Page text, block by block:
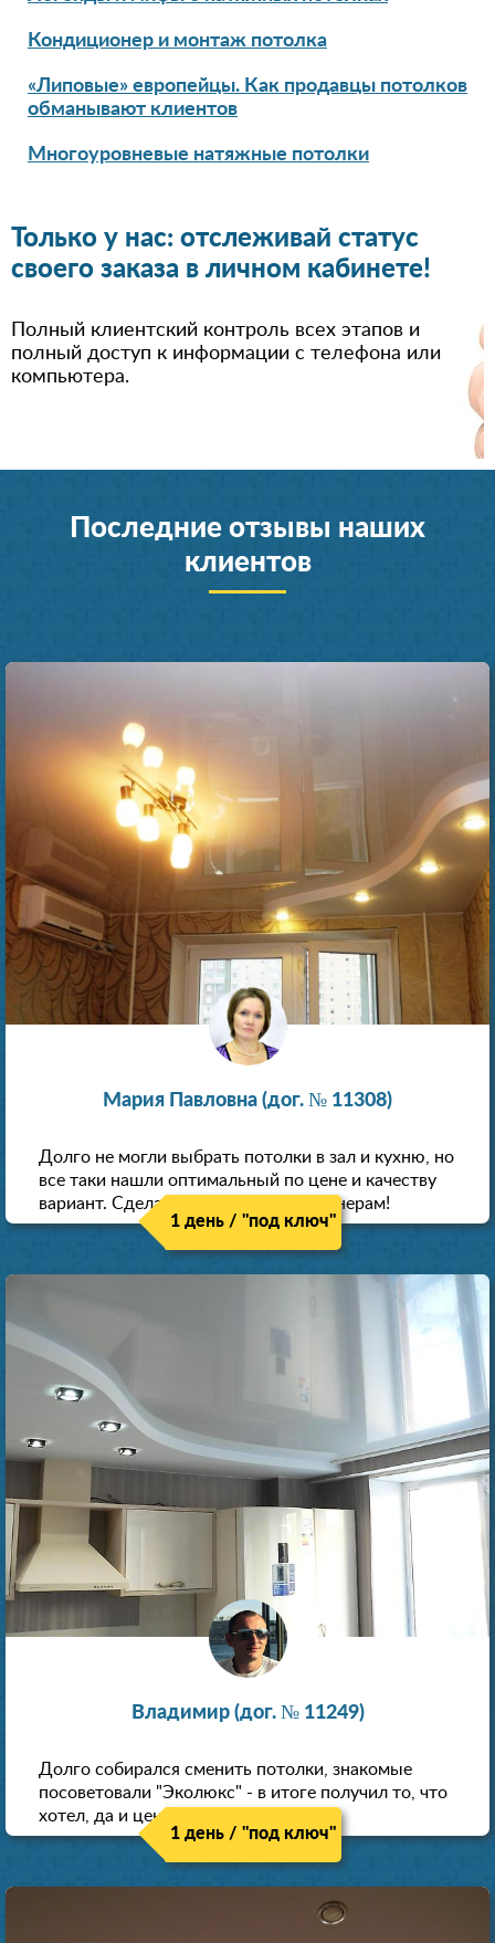
Кондиционер и монтаж потолка
«Липовые» европейцы. Как продавцы потолков
обманывают клиентов
Многоуровневые натяжные потолки
Только у нас: отслеживай статус
своего заказа в личном кабинете!
Полный клиентский контроль всех этапов и
полный доступ к информации с телефона или
компьютера.
Последние отзывы наших
клиентов
Мария Павловна (дог. № 11308)
Долго не могли выбрать потолки в зал и кухню, но
все таки нашли оптимальный по цене и качеству
вариант. Сделали скидку как пенсионерам!
1 день / "под ключ"
Владимир (дог. № 11249)
Долго собирался сменить потолки, знакомые
посоветовали "Эколюкс" - в итоге получил то, что
хотел, да и цена нормальная.
1 день / "под ключ"